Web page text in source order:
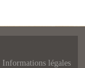
Informations légales